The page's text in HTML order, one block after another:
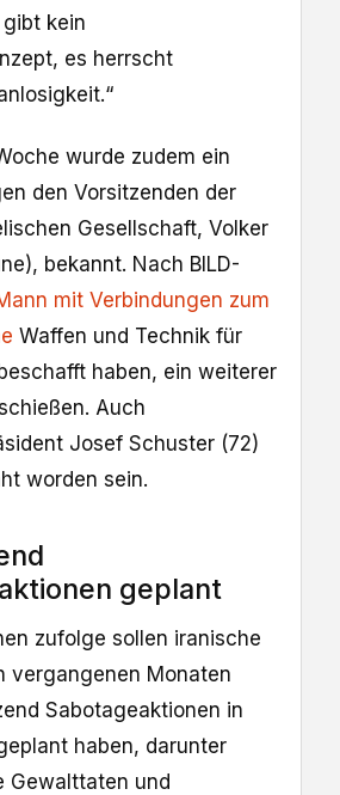
gibt kein
es herrscht
wurde zudem ein
den Vorsitzenden der
Gesellschaft, Volker
bekannt. Nach BILD-
mit Verbindungen zum
Waffen und Technik für
haben, ein weiterer
Auch
Josef Schuster (72)
worden sein.
geplant
zufolge sollen iranische
vergangenen Monaten
Sabotageaktionen in
haben, darunter
Gewalttaten und